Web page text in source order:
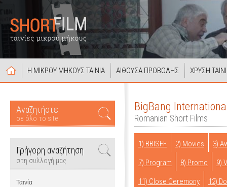
Η ΜΙΚΡΟΥ ΜΗΚΟΥΣ ΤΑΙΝΙΑ ΑΙΘΟΥΣΑ ΠΡΟΒΟΛΗΣ ΧΡΥΣΗ
Αναζητήστε
σε όλο το site
Γρήγορη αναζήτηση
στη συλλογή μας
Ταινία
BigBang
Romanian Short Films
1) BBISFF 2) Movies 3)
7) Program 8) Promo 9)
11) Close Ceremony 12)